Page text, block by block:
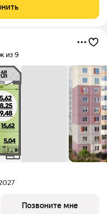
Инфраструктура в
из 9
Позвоните мне